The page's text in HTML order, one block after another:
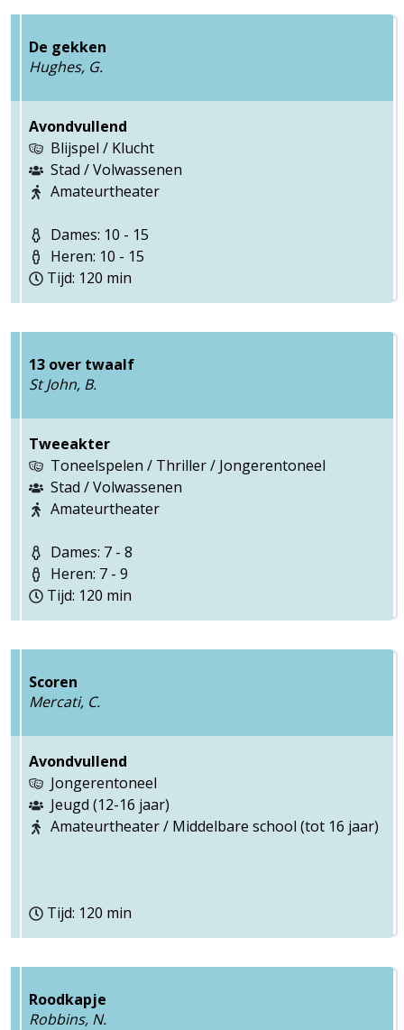
De gekken
Hughes, G.
Avondvullend
Blijspel / Klucht
Stad / Volwassenen
Amateurtheater
Dames: 10 - 15
Heren: 10 - 15
Tijd: 120 min
13 over twaalf
St John, B.
Tweeakter
Toneelspelen / Thriller / Jongerentoneel
Stad / Volwassenen
Amateurtheater
Dames: 7 - 8
Heren: 7 - 9
Tijd: 120 min
Scoren
Mercati, C.
Avondvullend
Jongerentoneel
Jeugd (12-16 jaar)
Amateurtheater / Middelbare school (tot 16 jaar)
Tijd: 120 min
Roodkapje
Robbins, N.